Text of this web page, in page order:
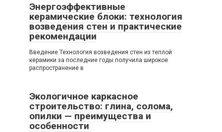
Энергоэффективные
керамические блоки: технология
возведения стен и практические
рекомендации
Введение Технология возведения стен из теплой
керамики за последние годы получила широкое
распространение в
Экологичное каркасное
строительство: глина, солома,
опилки — преимущества и
особенности